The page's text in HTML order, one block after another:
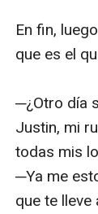
En fin,
que es el
─¿Otro día
Justin, mi
todas mis
─Ya me
que te